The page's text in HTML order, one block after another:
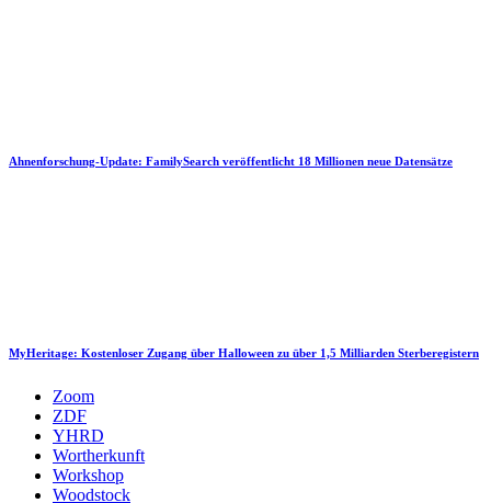
Ahnenforschung-Update: FamilySearch veröffentlicht 18 Millionen neue Datensätze
MyHeritage: Kostenloser Zugang über Halloween zu über 1,5 Milliarden Sterberegistern
Zoom
ZDF
YHRD
Wortherkunft
Workshop
Woodstock